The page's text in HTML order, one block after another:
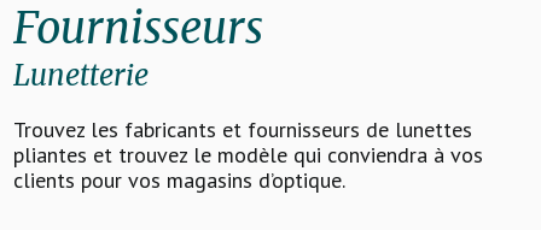
Fournisseurs
Lunetterie
Trouvez les fabricants et fournisseurs de lunettes
pliantes et trouvez le modèle qui conviendra à vos
clients pour vos magasins d’optique.